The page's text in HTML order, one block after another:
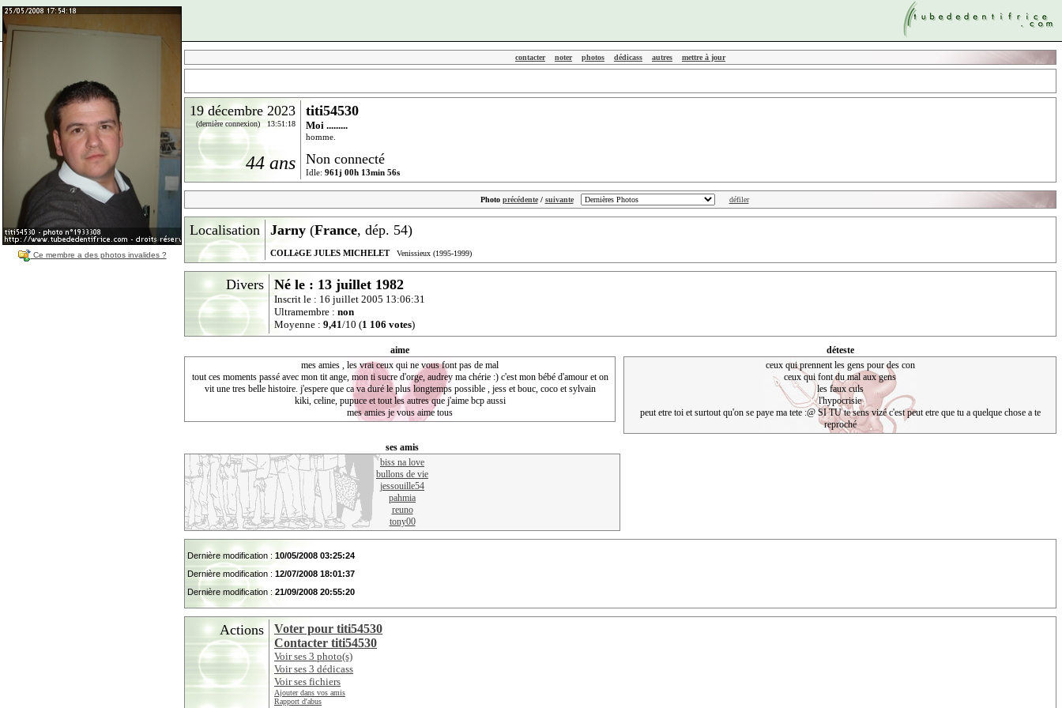
Ce membre a des photos invalides ?
contacter noter photos dédicass autres mettre à jour
19 décembre 2023
(dernière connexion) 13:51:18
titi54530
Moi .........
homme.
Non connecté
Idle: 961j 00h 13min 56s
44 ans
Photo précédente/ suivante
Localisation Jarny (France, dép. 54)
COLLèGE JULES MICHELET Venissieux (1995-1999)
Divers Né le : 13 juillet 1982
Inscrit le : 16 juillet 2005 13:06:31
Ultramembre : non
Moyenne : 9,41/10 (1 106 votes)
aime
mes amies , les vrai ceux qui ne vous font pas de mal
tout ces moments passé avec mon tit ange, mon ti sucre d'orge, audrey ma chérie :) c'est mon bébé d'amour et on
vit une tres belle histoire. j'espere que ca va duré le plus longtemps possible , jess et bouc, coco et sylvain
kiki, celine, pupuce et tout les autres que j'aime bcp aussi
mes amies je vous aime tous
déteste
ceux qui prennent les gens pour des con
ceux qui font du mal aux gens
les faux culs
l'hypocrisie
peut etre toi et surtout qu'on se paye ma tete :@ SI TU te sens vizé c'est peut etre que tu a quelque chose a te
reproché
ses amis
biss na love
bullons de vie
jessouille54
pahmia
reuno
tony00
Dernière modification : 10/05/2008 03:25:24
Dernière modification : 12/07/2008 18:01:37
Dernière modification : 21/09/2008 20:55:20
Actions
Voter pour titi54530
Contacter titi54530
Voir ses 3 photo(s)
Voir ses 3 dédicass
Voir ses fichiers
Ajouter dans vos amis
Rapport d'abus